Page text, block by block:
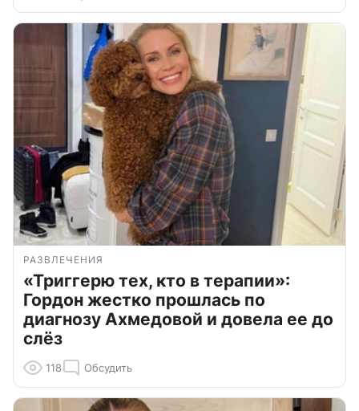
РАЗВЛЕЧЕНИЯ
«Триггерю тех, кто в терапии»:
Гордон жестко прошлась по
диагнозу Ахмедовой и довела ее до
слёз
118 Обсудить